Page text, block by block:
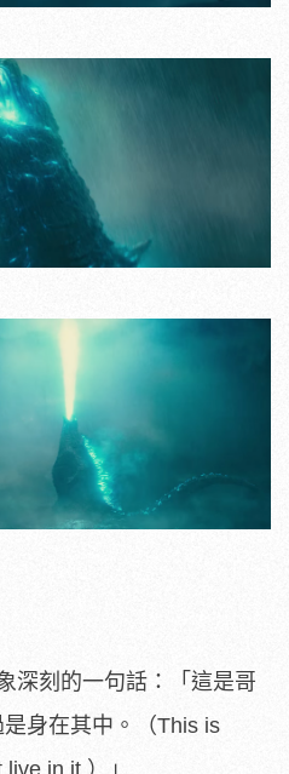
深刻的一句話：「這是哥
身在其中。（This is